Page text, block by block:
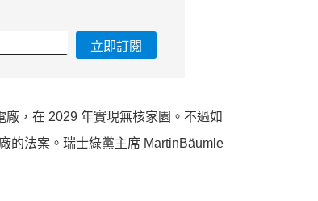
立即訂閱
，在 2029 年實現無核家園。不過如
的法案。瑞士綠黨主席 MartinBäumle